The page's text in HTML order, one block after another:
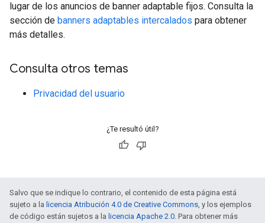
lugar de los anuncios de banner adaptable fijos. Consulta la
sección de banners adaptables intercalados para obtener
más detalles.
Consulta otros temas
Privacidad del usuario
¿Te resultó útil?
Salvo que se indique lo contrario, el contenido de esta página está
sujeto a la licencia Atribución 4.0 de Creative Commons, y los ejemplos
de código están sujetos a la licencia Apache 2.0. Para obtener más